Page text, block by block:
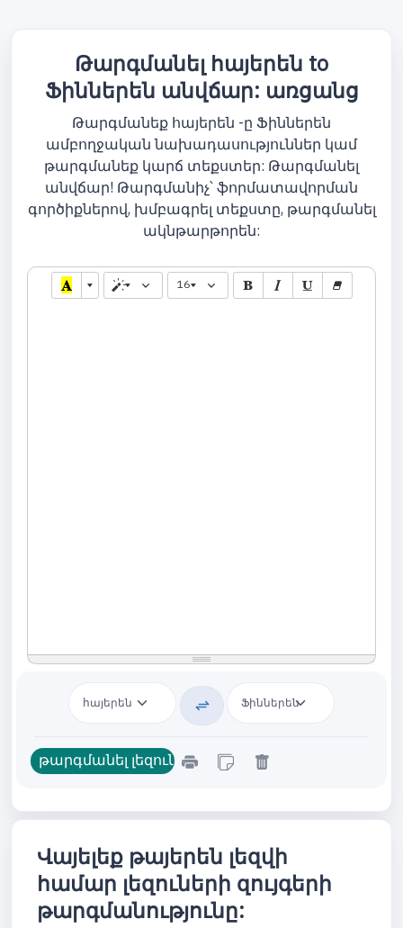
Թարգմանել հայերեն to
Ֆիններեն անվճար: առցանց
Թարգմանեք հայերեն -ը Ֆիններեն
ամբողջական նախադասություններ կամ
թարգմանեք կարճ տեքստեր: Թարգմանել
անվճար! Թարգմանիչ՝ ֆորմատավորման
գործիքներով, խմբագրել տեքստը, թարգմանել
ակնթարթորեն:
16
Վայելեք թայերեն լեզվի
համար լեզուների զույգերի
թարգմանությունը: